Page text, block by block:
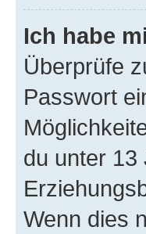
Ich habe
Überprüfe
Passwort
du unter 13
Wenn dies